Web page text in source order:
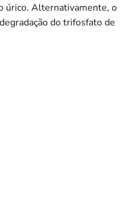
úrico. Alternativamente, o
do trifosfato de